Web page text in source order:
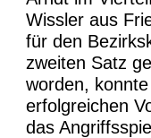
Wissler aus
für den
zweiten Satz
worden,
erfolgreichen
das